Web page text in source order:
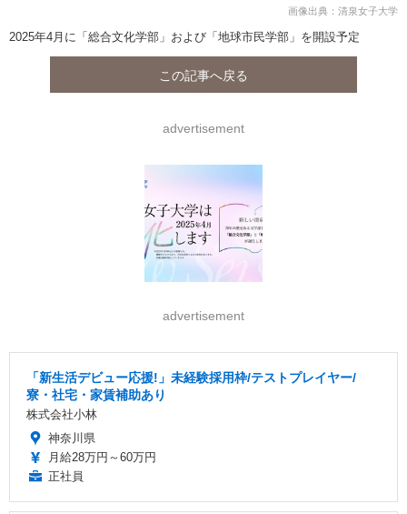
画像出典：清泉女子大学
2025年4月に「総合文化学部」および「地球市民学部」を開設予定
この記事へ戻る
advertisement
advertisement
「新生活デビュー応援!」未経験採用枠/テストプレイヤー/
寮・社宅・家賃補助あり
株式会社小林
神奈川県
月給28万円～60万円
正社員